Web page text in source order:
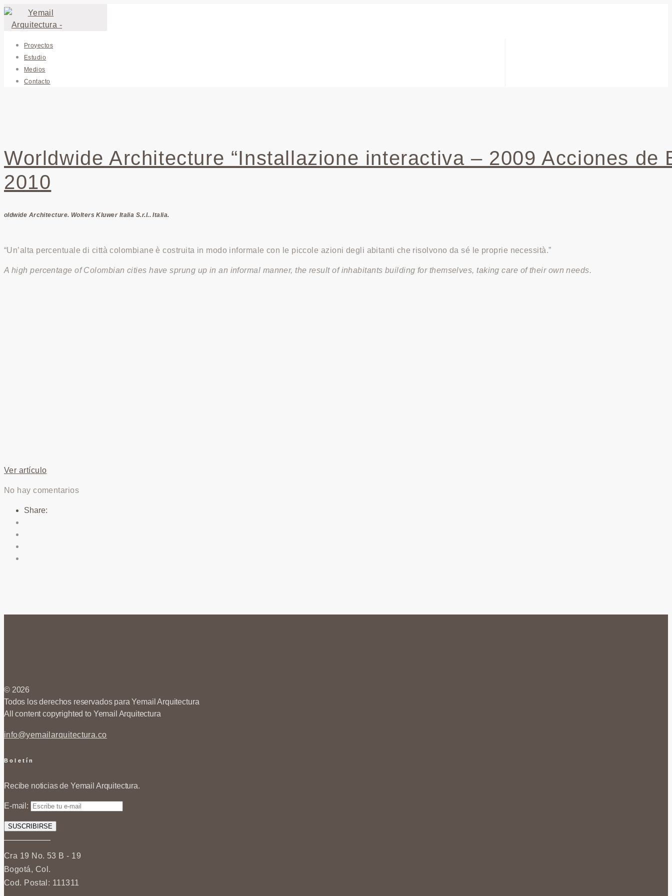
Proyectos
Estudio
Medios
Contacto
Worldwide Architecture “Installazione interactiva – 2009 Acciones de
2010
oldwide Architecture. Wolters Kluwer Italia S.r.l.. Italia.
“Un’alta percentuale di città colombiane è costruita in modo informale con le piccole azioni degli abitanti che risolvono da sé le proprie necessità.”
A high percentage of Colombian cities have sprung up in an informal manner, the result of inhabitants building for themselves, taking care of their own needs.
Ver artículo
No hay comentarios
Share:
© 2026
Todos los derechos reservados para Yemail Arquitectura
All content copyrighted to Yemail Arquitectura
info@yemailarquitectura.co
Boletín
Recibe noticias de Yemail Arquitectura.
E-mail:
Cra 19 No. 53 B - 19
Bogotá, Col.
Cod. Postal: 111311